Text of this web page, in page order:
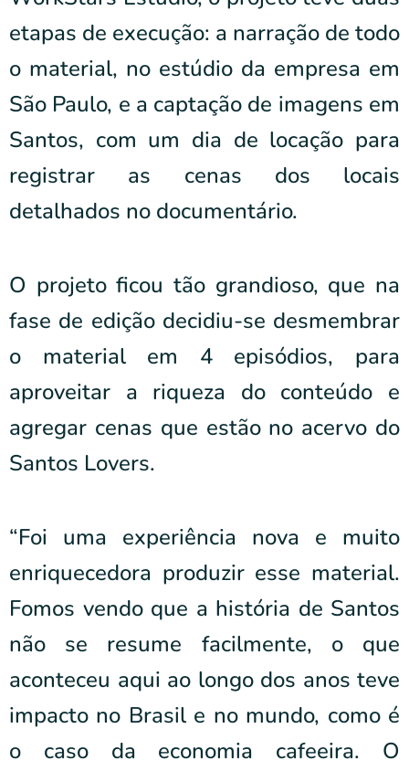
etapas de execução: a narração de todo
o material, no estúdio da empresa em
São Paulo, e a captação de imagens em
Santos, com um dia de locação para
registrar as cenas dos locais
detalhados no documentário.
O projeto ficou tão grandioso, que na
fase de edição decidiu-se desmembrar
o material em 4 episódios, para
aproveitar a riqueza do conteúdo e
agregar cenas que estão no acervo do
Santos Lovers.
“Foi uma experiência nova e muito
enriquecedora produzir esse material.
Fomos vendo que a história de Santos
não se resume facilmente, o que
aconteceu aqui ao longo dos anos teve
impacto no Brasil e no mundo, como é
o caso da economia cafeeira. O